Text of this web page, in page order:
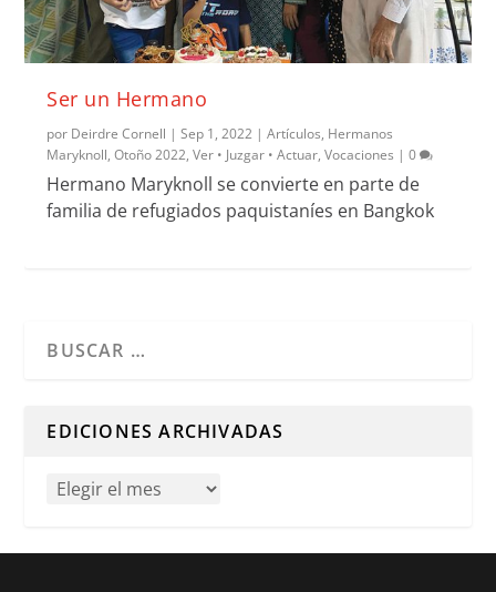
Ser un Hermano
por Deirdre Cornell |Sep 1, 2022 |Artículos, Hermanos
Maryknoll,Otoño 2022,Ver • Juzgar • Actuar,Vocaciones |0
Hermano Maryknoll se convierte en parte de
familia de refugiados paquistaníes en Bangkok
EDICIONES ARCHIVADAS